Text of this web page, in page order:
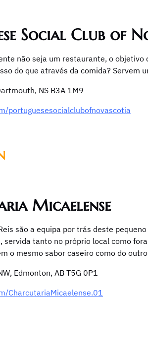
Social Club of
não seja um restaurante, o
do que através da comida?
NS B3A 1M9
portuguesesocialclubofnovascotia
Micaelense
são a equipa por trás deste
servida tanto no próprio local como
o mesmo sabor caseiro como do
Edmonton, AB T5G 0P1
CharcutariaMicaelense.01